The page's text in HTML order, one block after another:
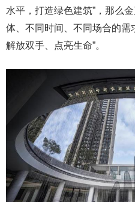
水平，打造绿色建筑”，那么
体、不同时间、不同场合的
解放双手、点亮生命”。